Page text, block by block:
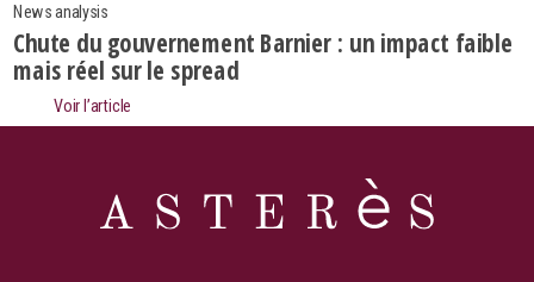
News analysis
Chute du gouvernement Barnier : un impact faible
mais réel sur le spread
Voir l’article